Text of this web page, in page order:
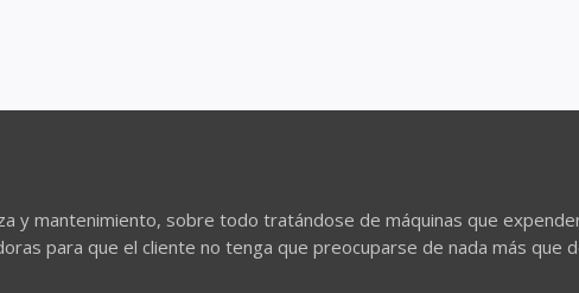
y mantenimiento, sobre todo tratándose de máquinas que
para que el cliente no tenga que preocuparse de nada más que